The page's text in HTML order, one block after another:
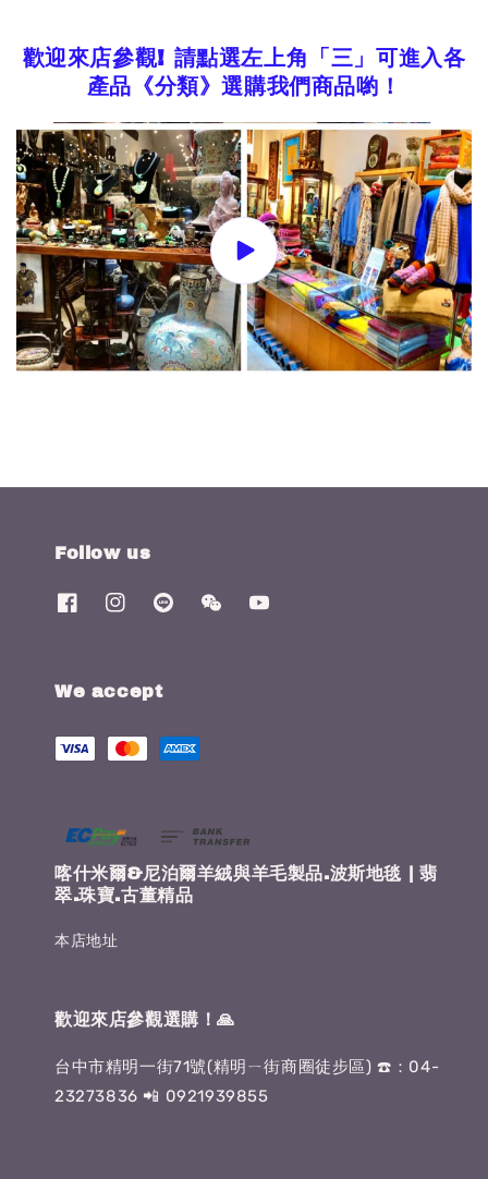
歡迎來店參觀! 請點選左上角「三」可進入各
產品《分類》選購我們商品喲！
Follow us
We accept
喀什米爾&尼泊爾羊絨與羊毛製品.波斯地毯 | 翡
翠.珠寶.古董精品
本店地址
歡迎來店參觀選購！🙏
台中市精明一街71號(精明ㄧ街商圈徒步區) ☎️：04-
23273836 📲 0921939855